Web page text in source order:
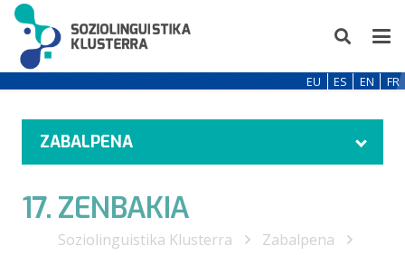
EU ES EN FR
ZABALPENA
17. ZENBAKIA
Soziolinguistika Klusterra
Zabalpena